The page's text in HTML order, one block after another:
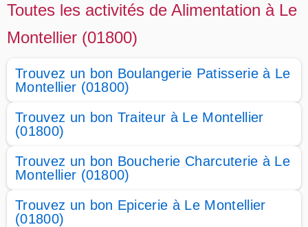
Toutes les activités de Alimentation à Le
Montellier (01800)
Trouvez un bon Boulangerie Patisserie à Le
Montellier (01800)
Trouvez un bon Traiteur à Le Montellier
(01800)
Trouvez un bon Boucherie Charcuterie à Le
Montellier (01800)
Trouvez un bon Epicerie à Le Montellier
(01800)